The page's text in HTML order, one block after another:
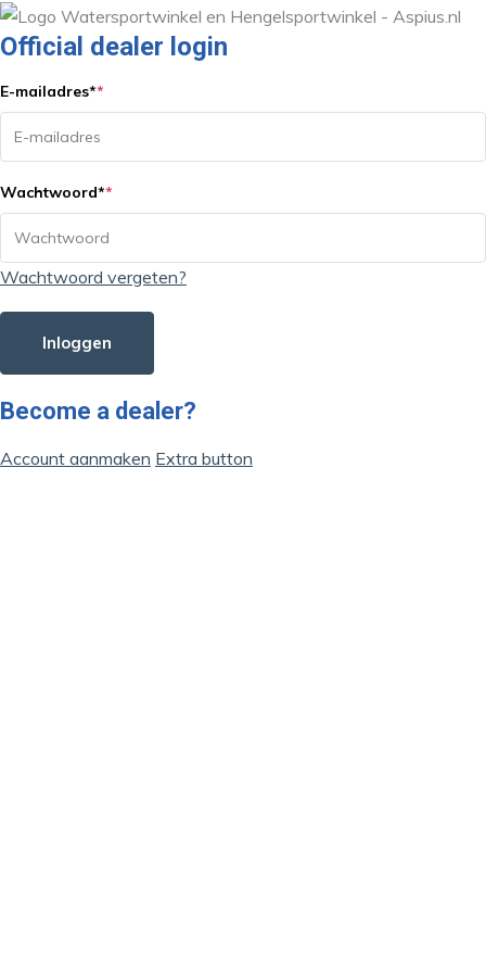
Official dealer login
E-mailadres**
Wachtwoord**
Wachtwoord vergeten?
Inloggen
Become a dealer?
Account aanmaken Extra button